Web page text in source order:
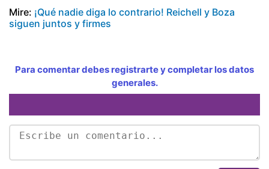
Mire: ¡Qué nadie diga lo contrario! Reichell y Boza
siguen juntos y firmes
Para comentar debes registrarte y completar los datos
generales.